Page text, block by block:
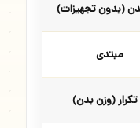
(بدون تجهیزات)
مبتدی